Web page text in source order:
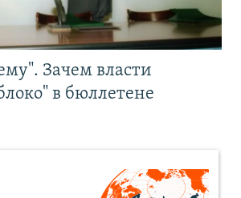
Зачем власти
в бюллетене